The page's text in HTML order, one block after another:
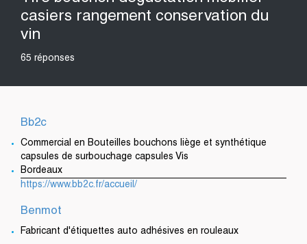
casiers rangement conservation du
vin
65 réponses
Bb2c
Commercial en Bouteilles bouchons liège et synthétique
capsules de surbouchage capsules Vis
Bordeaux
https://www.bb2c.fr/accueil/
Benmot
Fabricant d'étiquettes auto adhésives en rouleaux